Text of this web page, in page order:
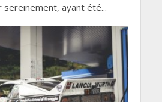
sereinement, ayant été...